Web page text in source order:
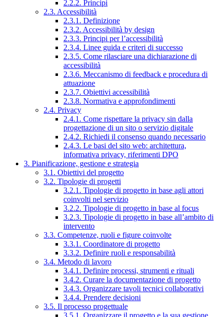
2.2.2. Principi
2.3. Accessibilità
2.3.1. Definizione
2.3.2. Accessibilità by design
2.3.3. Principi per l’accessibilità
2.3.4. Linee guida e criteri di successo
2.3.5. Come rilasciare una dichiarazione di
accessibilità
2.3.6. Meccanismo di feedback e procedura di
attuazione
2.3.7. Obiettivi accessibilità
2.3.8. Normativa e approfondimenti
2.4. Privacy
2.4.1. Come rispettare la privacy sin dalla
progettazione di un sito o servizio digitale
2.4.2. Richiedi il consenso quando necessario
2.4.3. Le basi del sito web: architettura,
informativa privacy, riferimenti DPO
3. Pianificazione, gestione e strategia
3.1. Obiettivi del progetto
3.2. Tipologie di progetti
3.2.1. Tipologie di progetto in base agli attori
coinvolti nel servizio
3.2.2. Tipologie di progetto in base al focus
3.2.3. Tipologie di progetto in base all’ambito di
intervento
3.3. Competenze, ruoli e figure coinvolte
3.3.1. Coordinatore di progetto
3.3.2. Definire ruoli e responsabilità
3.4. Metodo di lavoro
3.4.1. Definire processi, strumenti e rituali
3.4.2. Curare la documentazione di progetto
3.4.3. Organizzare tavoli tecnici collaborativi
3.4.4. Prendere decisioni
3.5. Il processo progettuale
3.5.1. Organizzare il progetto e la sua gestione